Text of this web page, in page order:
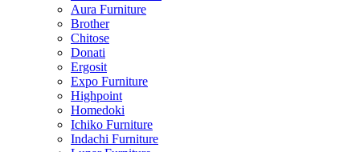
Aura Furniture
Brother
Chitose
Donati
Ergosit
Expo Furniture
Highpoint
Homedoki
Ichiko Furniture
Indachi Furniture